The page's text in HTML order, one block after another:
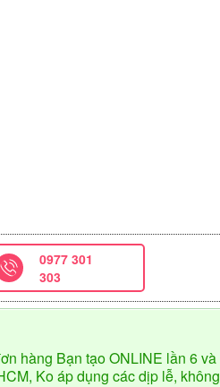
0977 301
303
hàng Bạn tạo ONLINE lần 6 và
Ko áp dụng các dịp lễ, không